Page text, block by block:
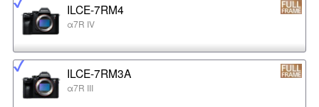
ILCE-7RM4
α7R IV
ILCE-7RM3A
α7R III